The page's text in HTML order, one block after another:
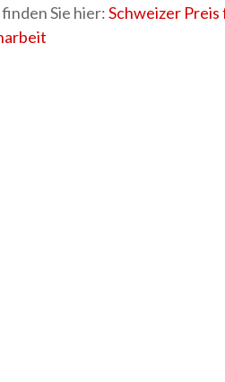
Sie hier:Schweizer